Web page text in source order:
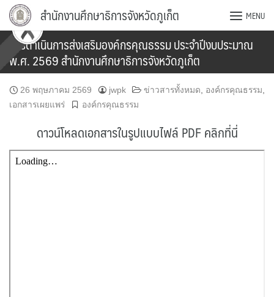
Skip
content
สำนักงานศึกษาธิการจังหวัดภูเก็ต MENU
การดำเนินการส่งเสริมองค์กรคุณธรรม ประจำปีงบประมาณ
พ.ศ. 2569 สำนักงานศึกษาธิการจังหวัดภูเก็ต
26 พฤษภาคม 2569 jwpk ข่าวสารทั้งหมด องค์กรคุณธรรม
เอกสารเผยแพร่
องค์กรคุณธรรม
ดาวน์โหลดเอกสารในรูปแบบไฟล์ PDF คลิกที่นี่